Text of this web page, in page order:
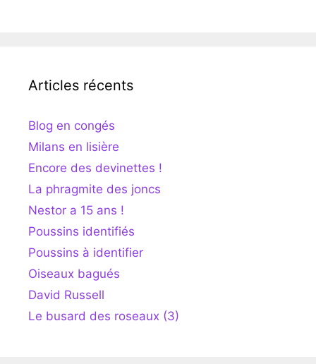
Articles récents
Blog en congés
Milans en lisière
Encore des devinettes !
La phragmite des joncs
Nestor a 15 ans !
Poussins identifiés
Poussins à identifier
Oiseaux bagués
David Russell
Le busard des roseaux (3)